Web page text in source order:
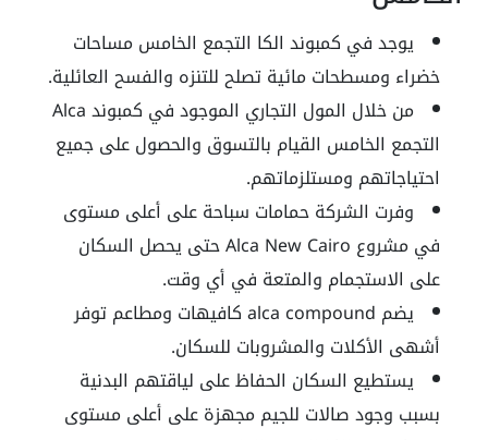
يوجد في كمبوند الكا التجمع الخامس مساحات
خضراء ومسطحات مائية تصلح للتنزه والفسح العائلية.
من خلال المول التجاري الموجود في كمبوند Alca
التجمع الخامس القيام بالتسوق والحصول على جميع
احتياجاتهم ومستلزماتهم.
وفرت الشركة حمامات سباحة على أعلى مستوى
في مشروع Alca New Cairo حتى يحصل السكان
على الاستجمام والمتعة في أي وقت.
يضم alca compound كافيهات ومطاعم توفر
أشهى الأكلات والمشروبات للسكان.
يستطيع السكان الحفاظ على لياقتهم البدنية
بسبب وجود صالات للجيم مجهزة على أعلى مستوى